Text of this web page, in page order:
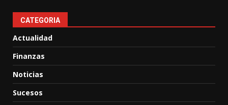
CATEGORIA
Actualidad
Finanzas
Noticias
Sucesos